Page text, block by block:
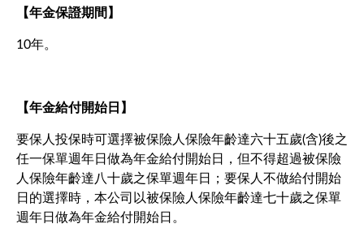
【年金保證期間】
10年。
【年金給付開始日】
要保人投保時可選擇被保險人保險年齡達六十五歲(含)後之
任一保單週年日做為年金給付開始日，但不得超過被保險
人保險年齡達八十歲之保單週年日；要保人不做給付開始
日的選擇時，本公司以被保險人保險年齡達七十歲之保單
週年日做為年金給付開始日。